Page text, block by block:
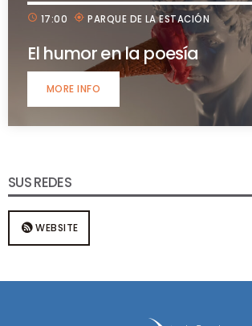
schedule 17:00 my_location PARQUE DE LA ESTACIÓN
El humor en la poesía
MORE INFO
SUS REDES
WEBSITE